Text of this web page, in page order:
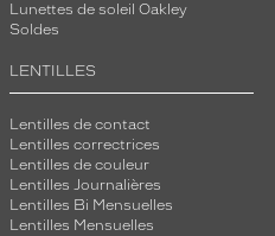
Lunettes de soleil Oakley
Soldes
LENTILLES
Lentilles de contact
Lentilles correctrices
Lentilles de couleur
Lentilles Journalières
Lentilles Bi Mensuelles
Lentilles Mensuelles